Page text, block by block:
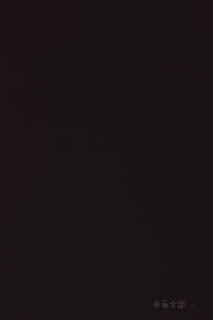
查看全部 →